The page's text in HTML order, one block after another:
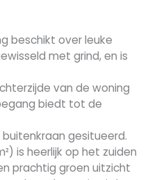
beschikt over leuke
met grind, en is
van de woning
biedt tot de
gesitueerd.
is heerlijk op het zuiden
prachtig groen uitzicht